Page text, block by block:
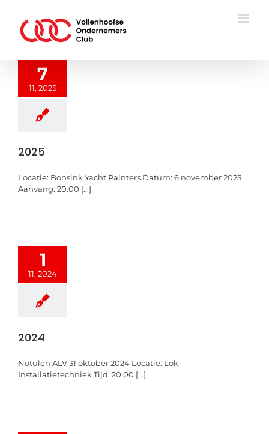
inhoud
7
11, 2025
2025
Locatie: Bonsink Yacht Painters Datum: 6 november 2025
Aanvang: 20.00 [...]
1
11, 2024
2024
Notulen ALV 31 oktober 2024 Locatie: Lok
Installatietechniek Tijd: 20:00 [...]